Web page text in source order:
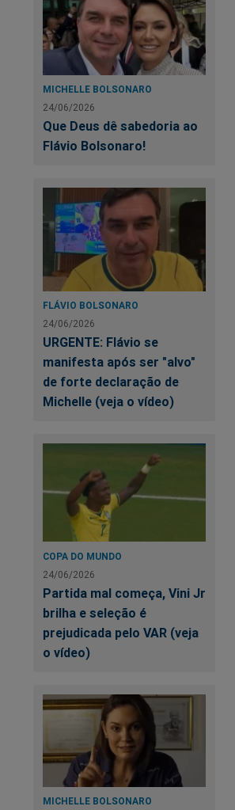
MICHELLE BOLSONARO
24/06/2026
Que Deus dê sabedoria ao
Flávio Bolsonaro!
FLÁVIO BOLSONARO
24/06/2026
URGENTE: Flávio se
manifesta após ser "alvo"
de forte declaração de
Michelle (veja o vídeo)
COPA DO MUNDO
24/06/2026
Partida mal começa, Vini Jr
brilha e seleção é
prejudicada pelo VAR (veja
o vídeo)
MICHELLE BOLSONARO